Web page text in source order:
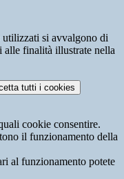
utilizzati si avvalgono di
alle finalità illustrate nella
tutti i cookies
cookie consentire.
il funzionamento della
al funzionamento potete